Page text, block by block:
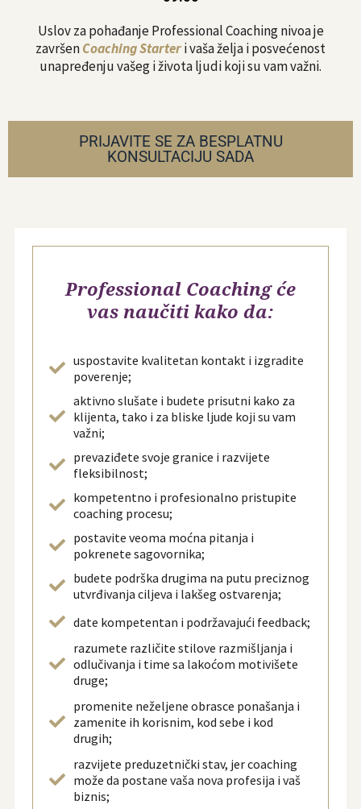
Uslov za pohađanje Professional Coaching nivoa je
završenCoaching Starteri vaša želja i posvećenost
unapređenju vašeg i života ljudi koji su vam važni.
PRIJAVITE SE ZA BESPLATNU
KONSULTACIJU SADA
Professional Coaching će
vas naučiti kako da:
uspostavite kvalitetan kontakt i izgradite
poverenje;
aktivno slušate i budete prisutni kako za
klijenta, tako i za bliske ljude koji su vam
važni;
prevaziđete svoje granice i razvijete
fleksibilnost;
kompetentno i profesionalno pristupite
coaching procesu;
postavite veoma moćna pitanja i
pokrenete sagovornika;
budete podrška drugima na putu preciznog
utvrđivanja ciljeva i lakšeg ostvarenja;
date kompetentan i podržavajući feedback;
razumete različite stilove razmišljanja i
odlučivanja i time sa lakoćom motivišete
druge;
promenite neželjene obrasce ponašanja i
zamenite ih korisnim, kod sebe i kod
drugih;
razvijete preduzetnički stav, jer coaching
može da postane vaša nova profesija i vaš
biznis;